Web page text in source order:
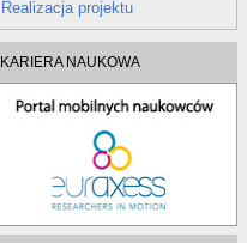
Realizacja projektu
KARIERA NAUKOWA